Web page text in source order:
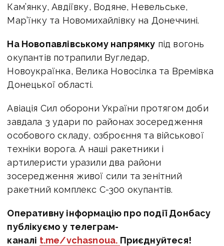
Кам’янку, Авдіївку, Водяне, Невельське,
Мар’їнку та Новомихайлівку на Донеччині.
На Новопавлівському напрямку під вогонь
окупантів потрапили Вугледар,
Новоукраїнка, Велика Новосілка та Времівка
Донецької області.
Авіація Сил оборони України протягом доби
завдала 3 удари по районах зосередження
особового складу, озброєння та військової
техніки ворога. А наші ракетники і
артилеристи уразили два райони
зосередження живої сили та зенітний
ракетний комплекс С-300 окупантів.
Оперативну інформацію про події Донбасу
публікуємо у телеграм-
каналі t.me/vchasnoua. Приєднуйтеся!